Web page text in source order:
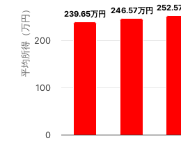
平均所得（万円） 239.65万円
239.65万円 246.57万円
246.57万円
0
100
200